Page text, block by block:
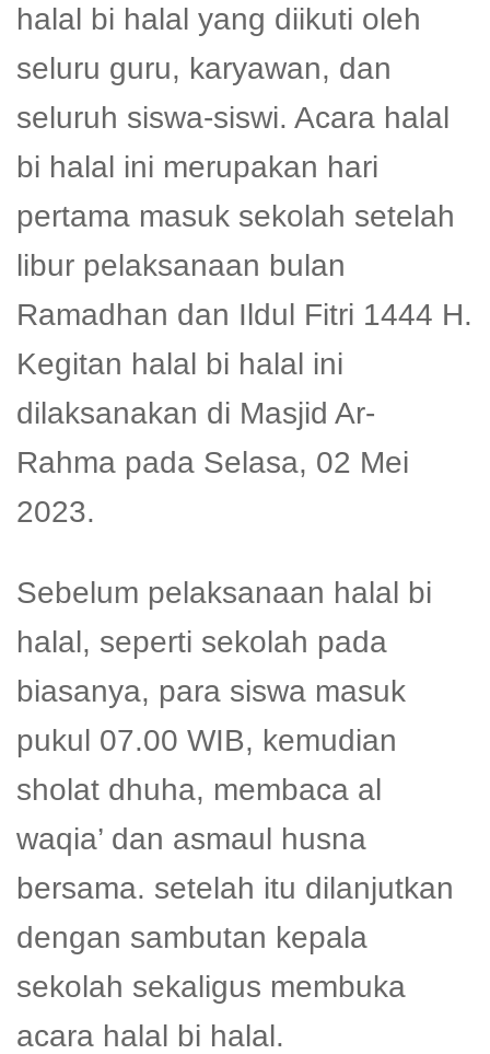
halal bi halal yang diikuti oleh
seluru guru, karyawan, dan
seluruh siswa-siswi. Acara halal
bi halal ini merupakan hari
pertama masuk sekolah setelah
libur pelaksanaan bulan
Ramadhan dan Ildul Fitri 1444 H.
Kegitan halal bi halal ini
dilaksanakan di Masjid Ar-
Rahma pada Selasa, 02 Mei
2023.
Sebelum pelaksanaan halal bi
halal, seperti sekolah pada
biasanya, para siswa masuk
pukul 07.00 WIB, kemudian
sholat dhuha, membaca al
waqia’ dan asmaul husna
bersama. setelah itu dilanjutkan
dengan sambutan kepala
sekolah sekaligus membuka
acara halal bi halal.